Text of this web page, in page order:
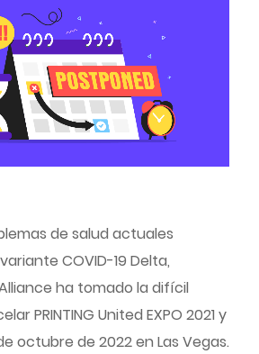
de salud actuales
COVID-19 Delta,
Alliance ha tomado la difícil
PRINTING United EXPO 2021 y
octubre de 2022 en Las Vegas.